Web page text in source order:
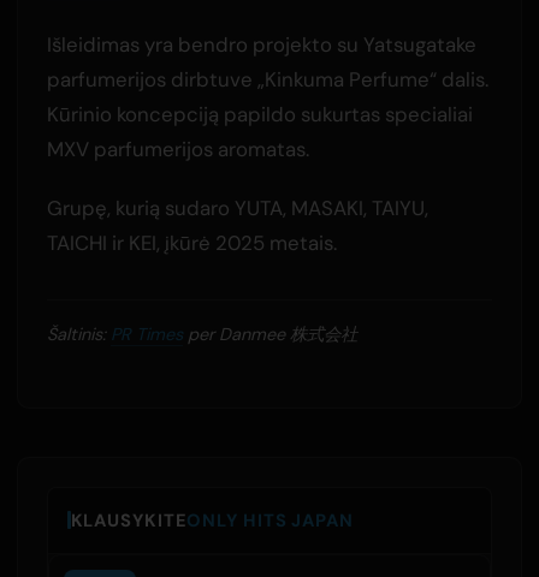
Išleidimas yra bendro projekto su Yatsugatake
parfumerijos dirbtuve „Kinkuma Perfume“ dalis.
Kūrinio koncepciją papildo sukurtas specialiai
MXV parfumerijos aromatas.
Grupę, kurią sudaro YUTA, MASAKI, TAIYU,
TAICHI ir KEI, įkūrė 2025 metais.
Šaltinis: PR Timesper Danmee 株式会社
KLAUSYKITEONLY HITS JAPAN